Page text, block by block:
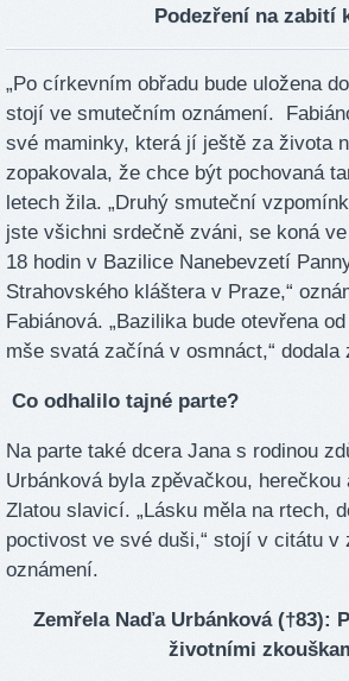
Podezření na zabití
„Po církevním obřadu bude uložena
stojí ve smutečním oznámení.
své maminky, která jí ještě za života
zopakovala, že chce být pochovaná
letech žila. „Druhý smuteční
jste všichni srdečně zváni, se koná
18 hodin v Bazilice Nanebevzetí
Strahovského kláštera v Praze,“
Fabiánová. „Bazilika bude otevřena
mše svatá začíná v osmnáct,“ dodala
Co odhalilo tajné parte?
Na parte také dcera Jana s rodinou
Urbánková byla zpěvačkou, herečkou
Zlatou slavicí. „Lásku měla na rtech,
poctivost ve své duši,“ stojí v citátu v
oznámení.
Zemřela Naďa Urbánková (†83):
životními